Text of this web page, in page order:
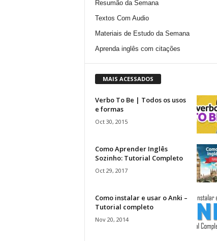
Resumão da Semana
Textos Com Audio
Materiais de Estudo da Semana
Aprenda inglês com citações
MAIS ACESSADOS
Verbo To Be | Todos os usos
e formas
Oct 30, 2015
Como Aprender Inglês
Sozinho: Tutorial Completo
Oct 29, 2017
Como instalar e usar o Anki –
Tutorial completo
Nov 20, 2014